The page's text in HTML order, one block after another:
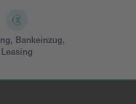
Bankeinzug,
Leasing